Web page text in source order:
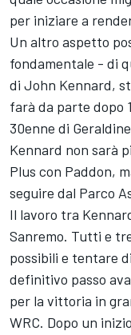
per iniziare a
Un altro aspetto
fondamentale - di
di John Kennard,
farà da parte dopo
30enne di
Kennard non sarà
Plus con Paddon,
seguire dal Parco
Il lavoro tra
Sanremo. Tutti e
possibili e tentare
definitivo passo
per la vittoria in
WRC. Dopo un